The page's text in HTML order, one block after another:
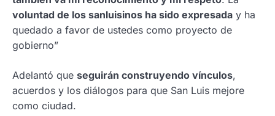
voluntad de los sanluisinos ha sido expresada y ha
quedado a favor de ustedes como proyecto de
gobierno”
Adelantó que seguirán construyendo vínculos,
acuerdos y los diálogos para que San Luis mejore
como ciudad.